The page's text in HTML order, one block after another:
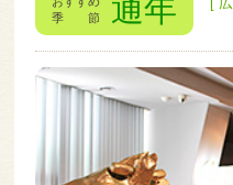
季 節
通年